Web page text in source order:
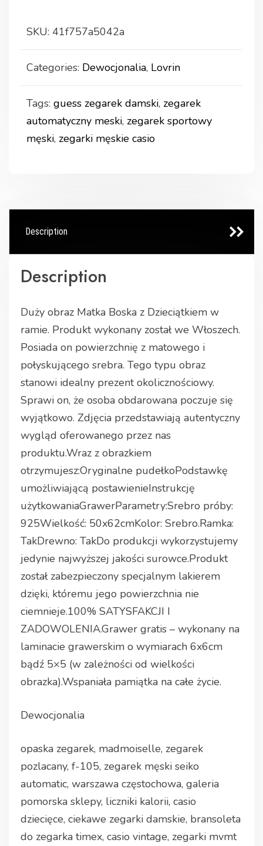
SKU: 41f757a5042a
Categories: Dewocjonalia, Lovrin
Tags: guess zegarek damski, zegarek
automatyczny meski, zegarek sportowy
męski, zegarki męskie casio
Description
Description
Duży obraz Matka Boska z Dzieciątkiem w
ramie. Produkt wykonany został we Włoszech.
Posiada on powierzchnię z matowego i
połyskującego srebra. Tego typu obraz
stanowi idealny prezent okolicznościowy.
Sprawi on, że osoba obdarowana poczuje się
wyjątkowo. Zdjęcia przedstawiają autentyczny
wygląd oferowanego przez nas
produktu.Wraz z obrazkiem
otrzymujesz:Oryginalne pudełkoPodstawkę
umożliwiającą postawienieInstrukcję
użytkowaniaGrawerParametry:Srebro próby:
925Wielkość: 50x62cmKolor: Srebro.Ramka:
TakDrewno: TakDo produkcji wykorzystujemy
jedynie najwyższej jakości surowce.Produkt
został zabezpieczony specjalnym lakierem
dzięki, któremu jego powierzchnia nie
ciemnieje.100% SATYSFAKCJI I
ZADOWOLENIA.Grawer gratis – wykonany na
laminacie grawerskim o wymiarach 6x6cm
bądź 5×5 (w zależności od wielkości
obrazka).Wspaniała pamiątka na całe życie.
Dewocjonalia
opaska zegarek, madmoiselle, zegarek
pozlacany, f-105, zegarek męski seiko
automatic, warszawa częstochowa, galeria
pomorska sklepy, liczniki kalorii, casio
dziecięce, ciekawe zegarki damskie, bransoleta
do zegarka timex, casio vintage, zegarki mvmt